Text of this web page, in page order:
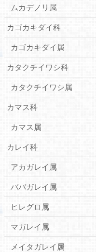
ムカデノリ属
カゴカキダイ科
カゴカキダイ属
カタクチイワシ科
カタクチイワシ属
カマス科
カマス属
カレイ科
アカガレイ属
ババガレイ属
ヒレグロ属
マガレイ属
メイタガレイ属